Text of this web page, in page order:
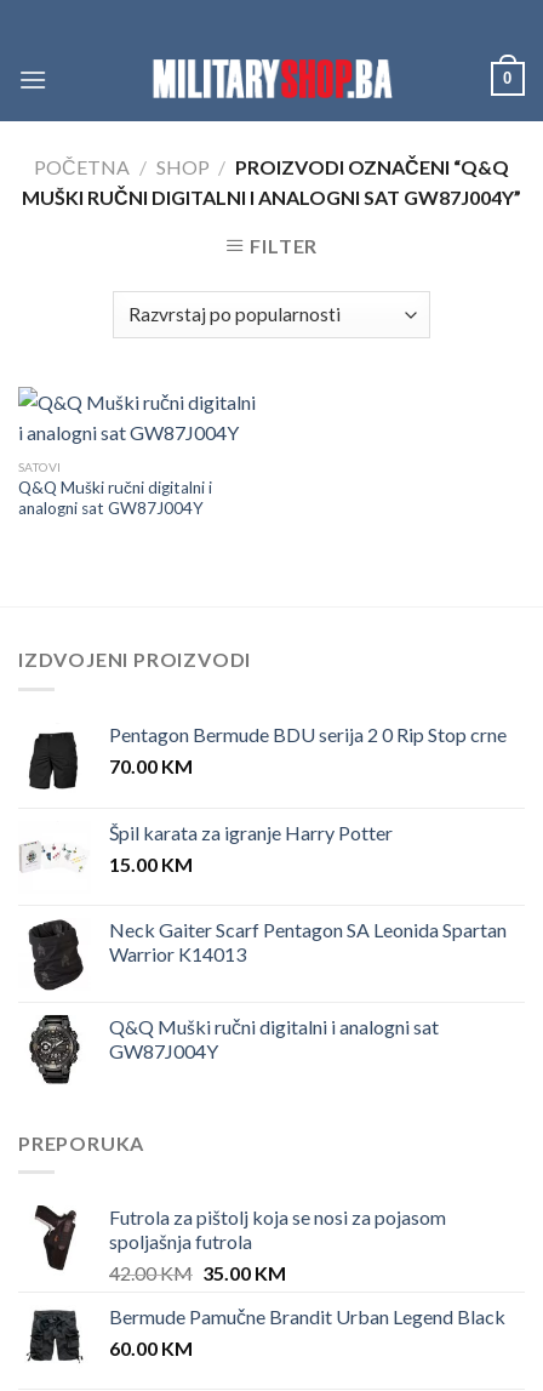
content
0
POČETNA / SHOP / PROIZVODI OZNAČENI “Q&Q
MUŠKI RUČNI DIGITALNI I ANALOGNI SAT GW87J004Y”
FILTER
SATOVI
Q&Q Muški ručni digitalni i
analogni sat GW87J004Y
IZDVOJENI PROIZVODI
Pentagon Bermude BDU serija 2 0 Rip Stop crne
70.00 KM
Špil karata za igranje Harry Potter
15.00 KM
Neck Gaiter Scarf Pentagon SA Leonida Spartan
Warrior K14013
Q&Q Muški ručni digitalni i analogni sat
GW87J004Y
PREPORUKA
Futrola za pištolj koja se nosi za pojasom
spoljašnja futrola
42.00KM Original
was:
35.00 KMCurrent
is:
Bermude Pamučne Brandit Urban Legend Black
60.00 KM